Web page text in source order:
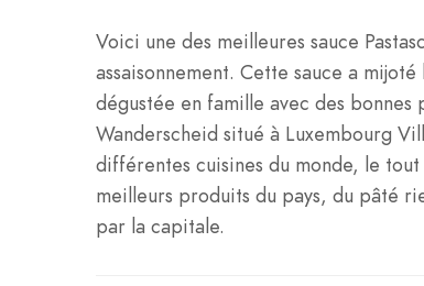
Voici une des meilleures sauce
assaisonnement. Cette sauce a
dégustée en famille avec des
Wanderscheid situé à Luxembourg
différentes cuisines du monde, le
meilleurs produits du pays, du pâté
par la capitale.